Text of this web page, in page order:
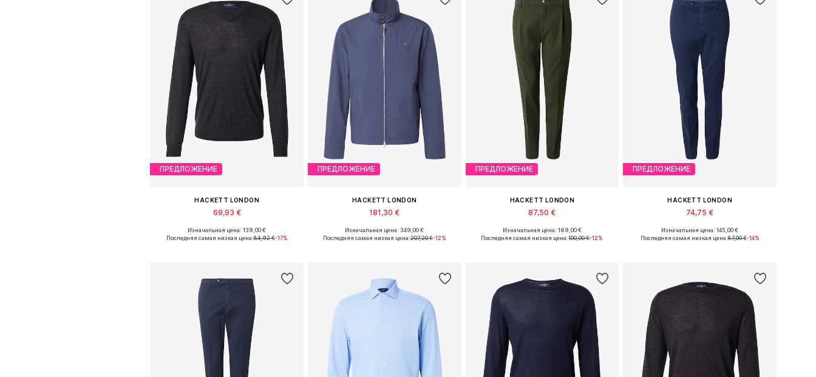
ПРЕДЛОЖЕНИЕ
HACKETT LONDON
69,93 €
Доступные размеры: M, L, XL
Изначальная цена: 139,00 €
Последняя самая низкая цена:84,92 €-17%
ПРЕДЛОЖЕНИЕ
HACKETT LONDON
181,30 €
Доступные размеры: S, M, L, XL, XXL
Изначальная цена: 349,00 €
Последняя самая низкая цена:207,20 €-12%
ПРЕДЛОЖЕНИЕ
HACKETT LONDON
87,50 €
Доступные размеры: 46, 48-50, 50-52, 54
Изначальная цена: 169,00 €
Последняя самая низкая цена:100,00 €-12%
ПРЕДЛОЖЕНИЕ
HACKETT LONDON
74,75 €
Изначальная цена: 145,00 €
Последняя самая низкая цена:87,00 €-14%